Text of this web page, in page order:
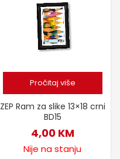
Pročitaj više
ZEP Ram za slike 13×18 crni
BD15
4,00 KM
Nije na stanju